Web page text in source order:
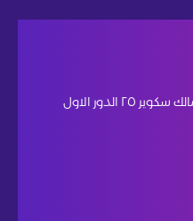
الرياض الياسمين طريق انس بن مالك سكوير ٢٥ الدور الاول